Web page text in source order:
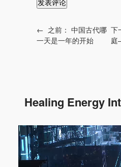
← 之前： 中国古代哪
一天是一年的开始
下
Healing Energy